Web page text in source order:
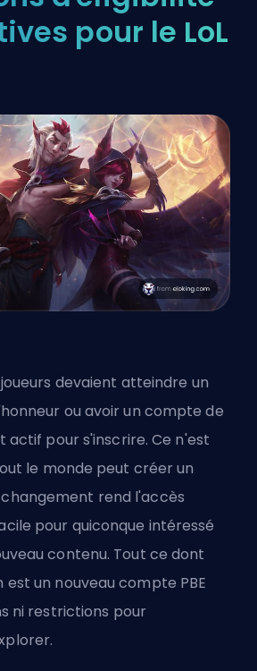
pour le LoL
devaient atteindre un
ou avoir un compte de
actif pour s'inscrire. Ce n'est
le monde peut créer un
changement rend l'accès
pour quiconque intéressé
contenu. Tout ce dont
est un nouveau compte PBE
ni restrictions pour